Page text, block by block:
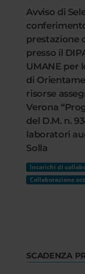
Avviso di
prestazione
presso il
UMANE per
di
risorse
Verona
del D.M. n.
laboratori
Solla
Incarichi di
Collaborazione
SCADENZA